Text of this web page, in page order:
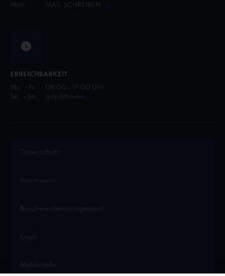
Mail:
MAIL SCHREIBEN
ERREICHBARKEIT
Mo. - Fr.:
08:00 - 17:00 Uhr
Sa. - So.:
geschlossen
Datenschutz
Impressum
Beschwerdemanagement
Login
Meldestelle